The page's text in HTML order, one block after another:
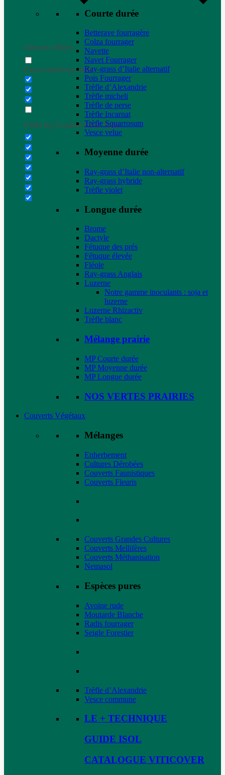
Generic filters
Exact matches only
Filter by Custom Post Type
Courte durée
Betterave fourragère
Colza fourrager
Navette
Navet Fourrager
Ray-grass d’Italie alternatif
Pois Fourrager
Trèfle d’Alexandrie
Trèfle micheli
Trèfle de perse
Trèfle Incarnat
Trèfle Squarrosum
Vesce velue
Moyenne durée
Ray-grass d’Italie non-alternatif
Ray-grass hybride
Trèfle violet
Longue durée
Brome
Dactyle
Fétuque des prés
Fétuque élevée
Fléole
Ray-grass Anglais
Luzerne
Notre gamme inoculants : soja et
luzerne
Luzerne Rhizactiv
Trèfle blanc
Mélange prairie
MP Courte durée
MP Moyenne durée
MP Longue durée
NOS VERTES PRAIRIES
Couverts Végétaux
Mélanges
Enherbement
Cultures Dérobées
Couverts Faunistiques
Couverts Fleuris
Couverts Grandes Cultures
Couverts Mellifères
Couverts Méthanisation
Nemasol
Espèces pures
Avoine rude
Moutarde Blanche
Radis fourrager
Seigle Forestier
Trèfle d’Alexandrie
Vesce commune
LE + TECHNIQUE
GUIDE ISOL
CATALOGUE VITICOVER